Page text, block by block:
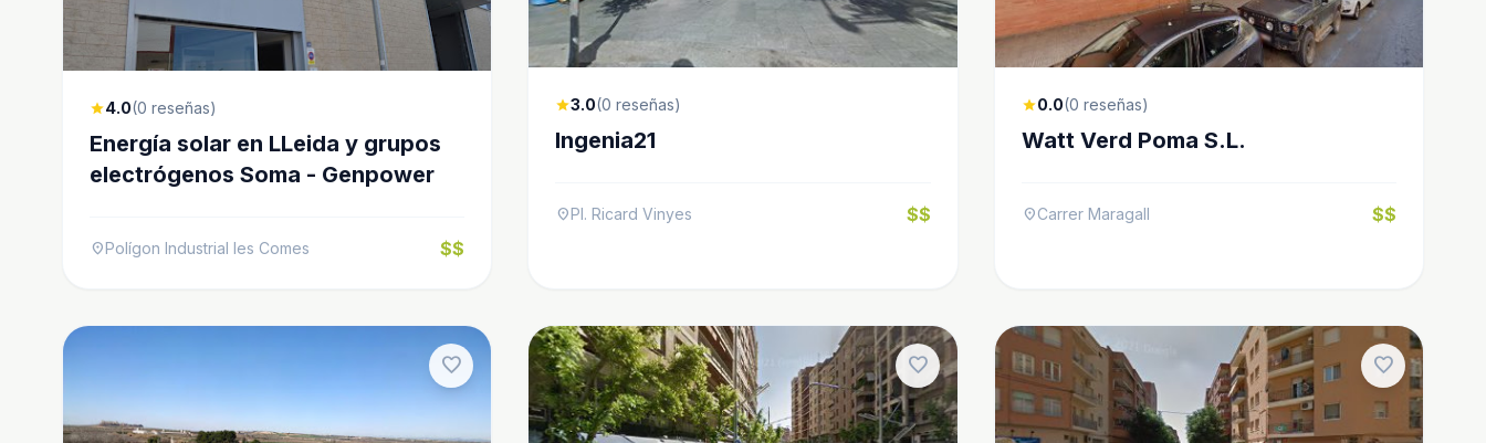
star4.0(0 reseñas)
Energía solar en LLeida y grupos
electrógenos Soma - Genpower
location_onPolígon Industrial les Comes $$
star3.0(0 reseñas)
Ingenia21
location_onPl. Ricard Vinyes $$
star0.0(0 reseñas)
Watt Verd Poma S.L.
location_onCarrer Maragall $$
favorite favorite favorite